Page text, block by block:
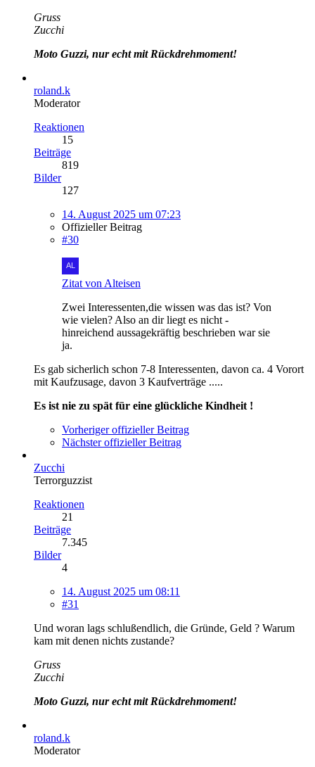
Gruss
Zucchi
Moto Guzzi, nur echt mit Rückdrehmoment!
roland.k
Moderator
Reaktionen
15
Beiträge
819
Bilder
127
14. August 2025 um 07:23
Offizieller Beitrag
#30
Zitat von Alteisen
Zwei Interessenten,die wissen was das ist? Von
wie vielen? Also an dir liegt es nicht -
hinreichend aussagekräftig beschrieben war sie
ja.
Es gab sicherlich schon 7-8 Interessenten, davon ca. 4 Vorort
mit Kaufzusage, davon 3 Kaufverträge .....
Es ist nie zu spät für eine glückliche Kindheit !
Vorheriger offizieller Beitrag
Nächster offizieller Beitrag
Zucchi
Terrorguzzist
Reaktionen
21
Beiträge
7.345
Bilder
4
14. August 2025 um 08:11
#31
Und woran lags schlußendlich, die Gründe, Geld ? Warum
kam mit denen nichts zustande?
Gruss
Zucchi
Moto Guzzi, nur echt mit Rückdrehmoment!
roland.k
Moderator